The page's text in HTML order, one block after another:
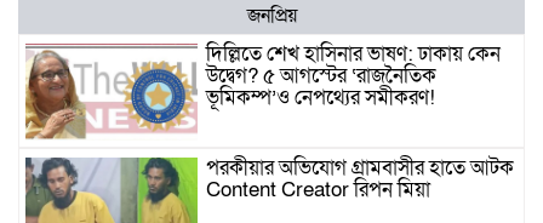
জনপ্রিয়
দিল্লিতে শেখ হাসিনার ভাষণ: ঢাকায় কেন
উদ্বেগ? ৫ আগস্টের ‘রাজনৈতিক
ভূমিকম্প’ও নেপথ্যের সমীকরণ!
পরকীয়ার অভিযোগ গ্রামবাসীর হাতে আটক
Content Creator রিপন মিয়া